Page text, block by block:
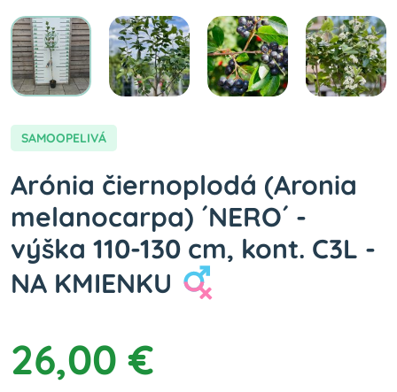
SAMOOPELIVÁ
Arónia čiernoplodá (Aronia
melanocarpa) ´NERO´ -
výška 110-130 cm, kont. C3L -
NA KMIENKU
26,00 €